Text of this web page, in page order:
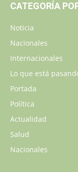
CATEGORÍA
Noticia
Nacionales
Internacionales
Lo que está
Portada
Política
Actualidad
Salud
Nacionales